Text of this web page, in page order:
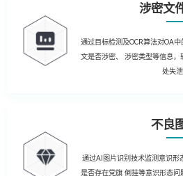
涉密文
通过目标检测及OCR算法对OA
文是否涉密、 涉密类型等信息
处失泄
不良
通过AI图片识别技术监测意识形
是否存在党旗 倒挂等意识形态